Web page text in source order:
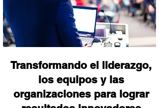
Transformando el liderazgo,
los equipos y las
organizaciones para lograr